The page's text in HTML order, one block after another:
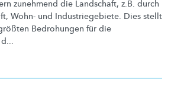
zunehmend die Landschaft, z.B. durch
Wohn- und Industriegebiete. Dies stellt
Bedrohungen für die